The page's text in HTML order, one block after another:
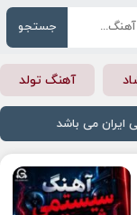
جستجو
آهنگ تولد
ایران می باشد